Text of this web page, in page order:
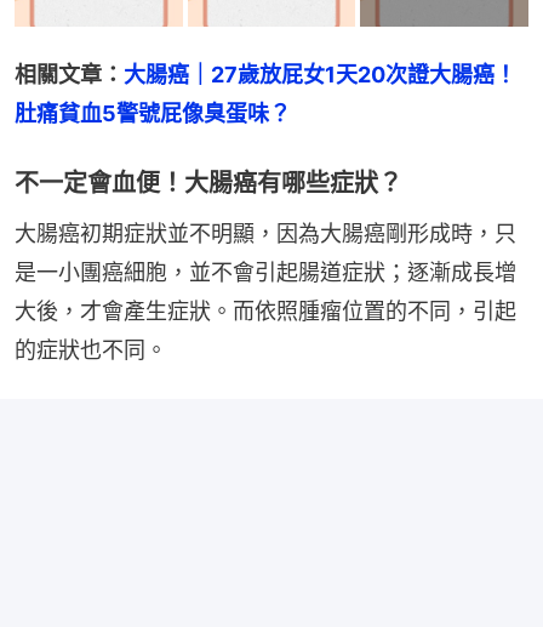
相關文章： 大腸癌｜27歲放屁女1天20次證大腸癌！
肚痛貧血5警號屁像臭蛋味？
不一定會血便！大腸癌有哪些症狀？
大腸癌初期症狀並不明顯，因為大腸癌剛形成時，只
是一小團癌細胞，並不會引起腸道症狀；逐漸成長增
大後，才會產生症狀。而依照腫瘤位置的不同，引起
的症狀也不同。